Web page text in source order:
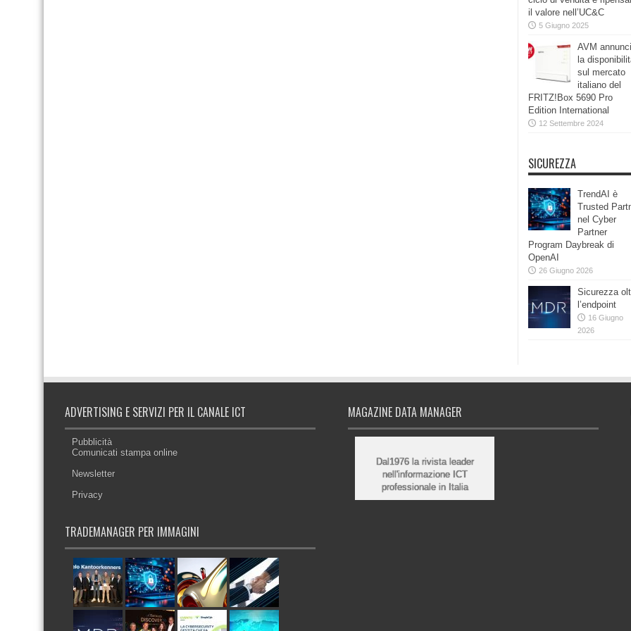
il valore nell’UC&C
5 Giugno 2025
AVM
la
sul mercato
italiano del
FRITZ!Box 5690 Pro
Edition International
12 Settembre 2024
SICUREZZA
TrendAI è
Trusted
nel Cyber
Partner
Program Daybreak di
OpenAI
26 Giugno 2026
Sicurezza
l’endpoint
16 Giugno
2026
ADVERTISING E SERVIZI PER IL CANALE ICT
Pubblicità
Comunicati stampa online
Newsletter
Privacy
TRADEMANAGER PER IMMAGINI
MAGAZINE DATA MANAGER
Dal1976 la rivista leader
nell'informazione ICT
professionale in Italia